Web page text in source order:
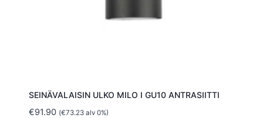
SEINÄVALAISIN ULKO MILO I GU10 ANTRASIITTI
€91.90 (€73.23alv 0%)